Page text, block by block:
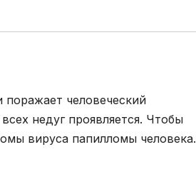
поражает человеческий
недуг проявляется. Чтобы
вируса папилломы человека.